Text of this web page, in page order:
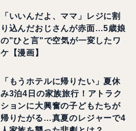
「いいんだよ、ママ」レジに割
り込んだおじさんが赤面…5歳娘
の"ひと言"で空気が一変したワ
ケ【漫画】
「もうホテルに帰りたい」夏休
み3泊4日の家族旅行！アトラク
ションに大興奮の子どもたちが
帰りたがる…真夏のレジャーで4